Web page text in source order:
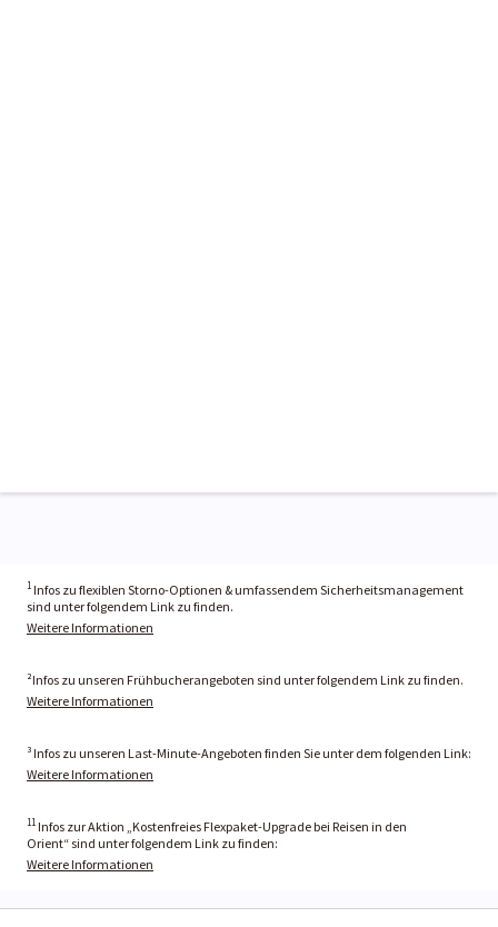
1 Infos zu flexiblen Storno-Optionen & umfassendem Sicherheitsmanagement
sind unter folgendem Link zu finden.
Weitere Informationen
²Infos zu unseren Frühbucherangeboten sind unter folgendem Link zu finden.
Weitere Informationen
³ Infos zu unseren Last-Minute-Angeboten finden Sie unter dem folgenden Link:
Weitere Informationen
11 Infos zur Aktion „Kostenfreies Flexpaket-Upgrade bei Reisen in den
Orient“ sind unter folgendem Link zu finden:
Weitere Informationen